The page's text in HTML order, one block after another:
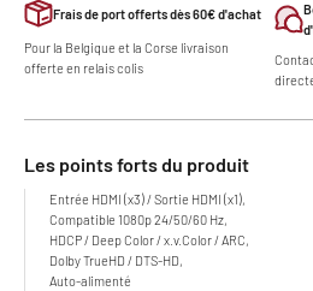
Frais de port offerts dès 60€ d'achat
Pour la Belgique et la Corse livraison
offerte en relais colis
Les points forts du produit
Entrée HDMI (x3) / Sortie HDMI (x1),
Compatible 1080p 24/50/60 Hz,
HDCP / Deep Color / x.v.Color / ARC,
Dolby TrueHD / DTS-HD,
Auto-alimenté